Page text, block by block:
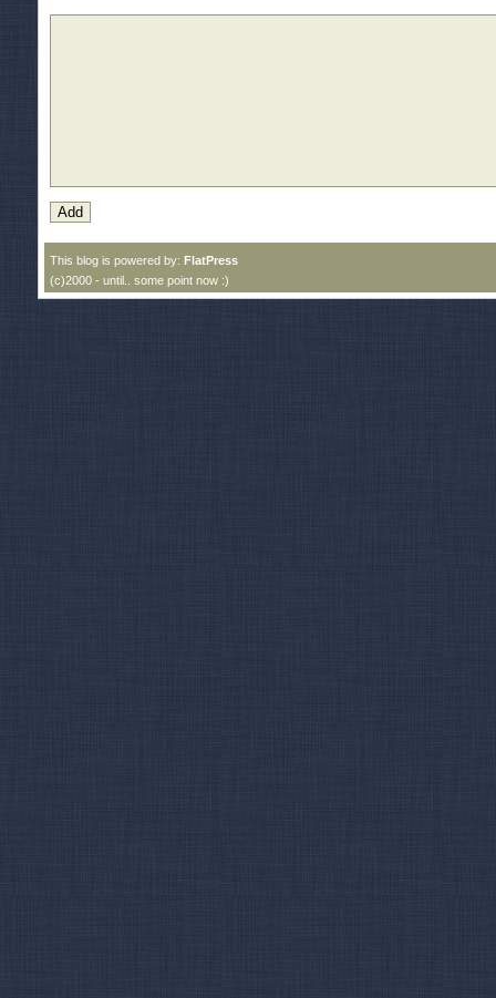
This blog is powered by: FlatPress
(c)2000 - until.. some point now :)